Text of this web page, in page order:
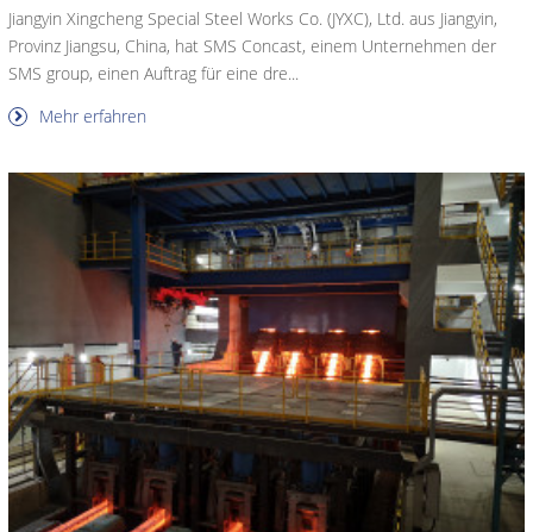
Jiangyin Xingcheng Special Steel Works Co. (JYXC), Ltd. aus Jiangyin,
Provinz Jiangsu, China, hat SMS Concast, einem Unternehmen der
SMS group, einen Auftrag für eine dre...
Mehr erfahren